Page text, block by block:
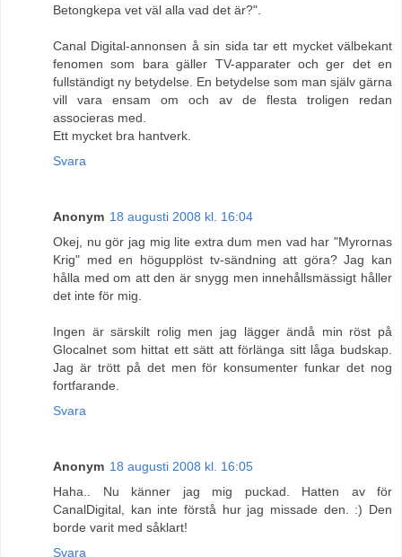
Betongkepa vet väl alla vad det är?".
Canal Digital-annonsen å sin sida tar ett mycket välbekant
fenomen som bara gäller TV-apparater och ger det en
fullständigt ny betydelse. En betydelse som man själv gärna
vill vara ensam om och av de flesta troligen redan
associeras med.
Ett mycket bra hantverk.
Svara
Anonym 18 augusti 2008 kl. 16:04
Okej, nu gör jag mig lite extra dum men vad har "Myrornas
Krig" med en högupplöst tv-sändning att göra? Jag kan
hålla med om att den är snygg men innehållsmässigt håller
det inte för mig.
Ingen är särskilt rolig men jag lägger ändå min röst på
Glocalnet som hittat ett sätt att förlänga sitt låga budskap.
Jag är trött på det men för konsumenter funkar det nog
fortfarande.
Svara
Anonym 18 augusti 2008 kl. 16:05
Haha.. Nu känner jag mig puckad. Hatten av för
CanalDigital, kan inte förstå hur jag missade den. :) Den
borde varit med såklart!
Svara